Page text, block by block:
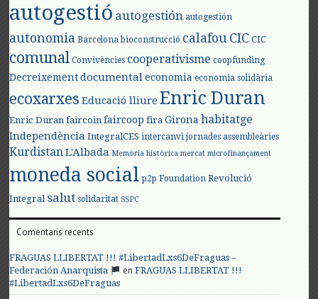
autogestió autogestión autogestión
autonomia Barcelona bioconstrucció calafouCIC CIC
comunal Convivències cooperativisme coopfunding
Decreixement documental economia economia solidària
ecoxarxes Educació lliure Enric Duran
Enric Duran faircoin faircoop fira Girona habitatge
Independència IntegralCES intercanvi jornades assembleàries
KurdistanL'Albada Memòria històrica mercat microfinançament
moneda social p2p Foundation Revolució
Integral salut solidaritat SSPC
Comentaris recents
FRAGUAS LLIBERTAT !!! #LibertadLxs6DeFraguas –
Federación Anarquista
enFRAGUAS LLIBERTAT !!!
#LibertadLxs6DeFraguas